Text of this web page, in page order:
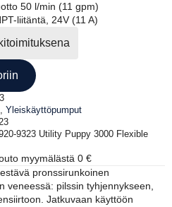
50 l/min (11 gpm)
liitäntä, 24V (11 A)
, Yleiskäyttöpumput
9323 Utility Puppy 3000 Flexible
myymälästä 0 €
pronssirunkoinen
veneessä: pilssin tyhjennykseen,
Jatkuvaan käyttöön